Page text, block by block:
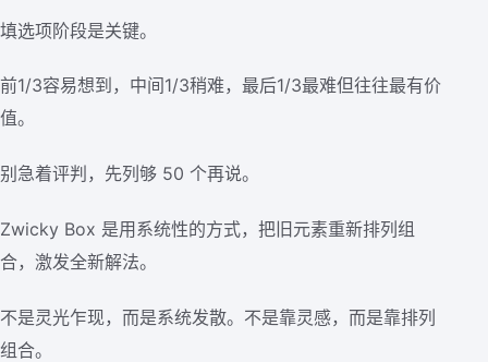
填选项阶段是关键。
前1/3容易想到，中间1/3稍难，最后1/3最难但往往最有价
值。
别急着评判，先列够 50 个再说。
Zwicky Box 是用系统性的方式，把旧元素重新排列组
合，激发全新解法。
不是灵光乍现，而是系统发散。不是靠灵感，而是靠排列
组合。